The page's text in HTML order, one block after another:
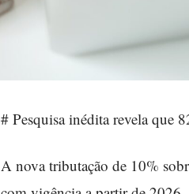
# Pesquisa inédita revela que
A nova tributação de 10%